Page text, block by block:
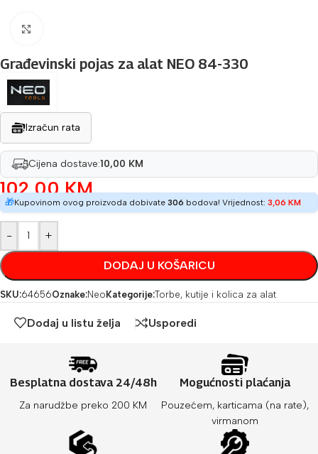
Građevinski pojas za alat NEO 84-330
Izračun rata
Cijena dostave:10,00 KM
102,00KM
🎁Kupovinom ovog proizvoda dobivate 306 bodova! Vrijednost: 3,06 KM
- +
DODAJ U KOŠARICU
SKU:64656Oznake:Neo Kategorije:Torbe, kutije i kolica za alat
Dodaj u listu želja Usporedi
Besplatna dostava 24/48h
Za narudžbe preko 200 KM
Mogućnosti plaćanja
Pouzećem, karticama (na rate),
virmanom